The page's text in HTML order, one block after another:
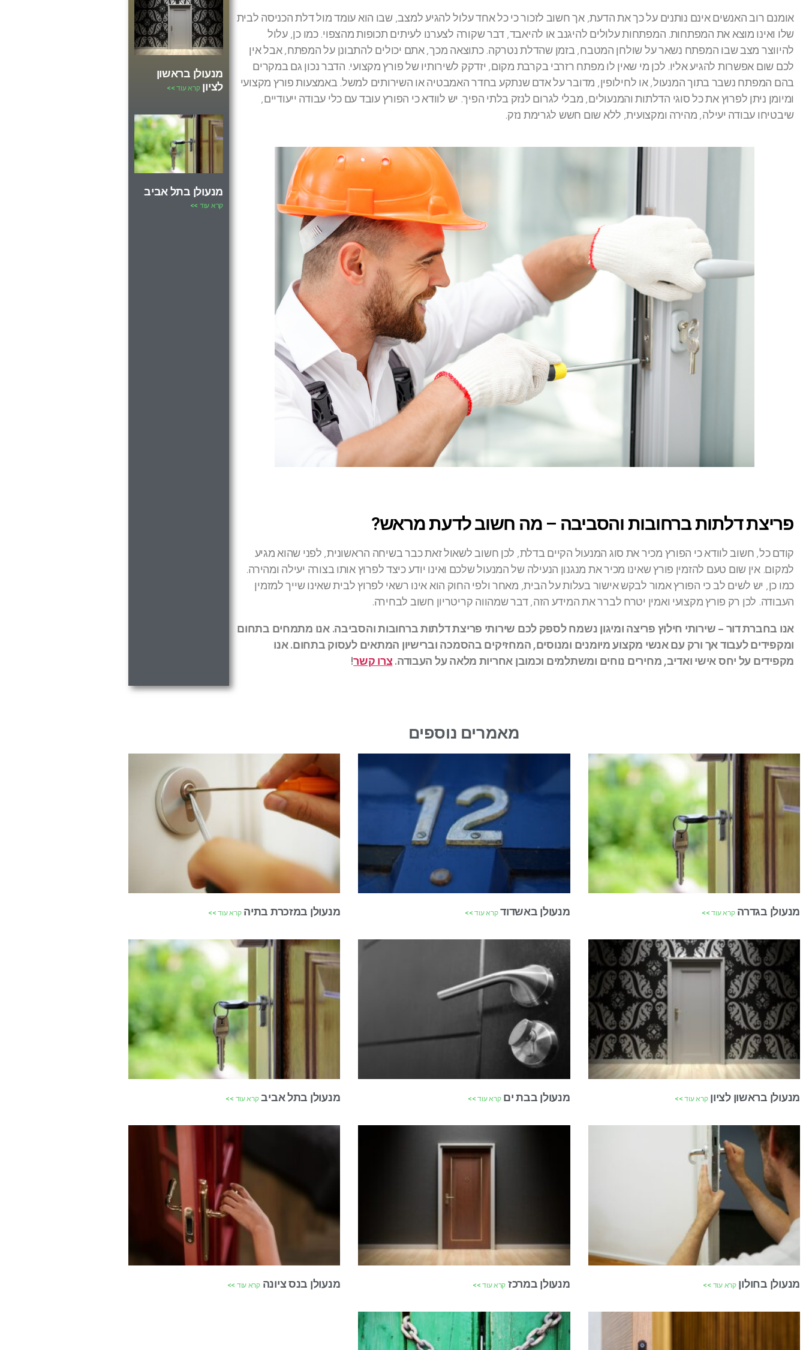
אומנם רוב האנשים אינם נותנים על כך את הדעת, אך חשוב לזכור כי כל אחד עלול להגיע למצב, שבו הוא עומד מול דלת הכניסה לבית
שלו ואינו מוצא את המפתחות. המפתחות עלולים להיגנב או להיאבד, דבר שקורה לצערנו לעיתים תכופות מהצפוי. כמו כן, עלול
להיווצר מצב שבו המפתח נשאר על שולחן המטבח, בזמן שהדלת נטרקה. כתוצאה מכך, אתם יכולים להתבונן על המפתח, אבל אין
לכם שום אפשרות להגיע אליו. לכן מי שאין לו מפתח רזרבי בקרבת מקום, יזדקק לשירותיו של פורץ מקצועי. הדבר נכון גם במקרים
בהם המפתח נשבר בתוך המנעול, או לחילופין, מדובר על אדם שנתקע בחדר האמבטיה או השירותים למשל. באמצעות פורץ מקצועי
ומיומן ניתן לפרוץ את כל סוגי הדלתות והמנעולים, מבלי לגרום לנזק בלתי הפיך. יש לוודא כי הפורץ עובד עם כלי עבודה ייעודיים,
שיבטיחו עבודה יעילה, מהירה ומקצועית, ללא שום חשש לגרימת נזק.
פריצת דלתות ברחובות והסביבה – מה חשוב לדעת מראש?
קודם כל, חשוב לוודא כי הפורץ מכיר את סוג המנעול הקיים בדלת, לכן חשוב לשאול זאת כבר בשיחה הראשונית, לפני שהוא מגיע
למקום. אין שום טעם להזמין פורץ שאינו מכיר את מנגנון הנעילה של המנעול שלכם ואינו יודע כיצד לפרוץ אותו בצורה יעילה ומהירה.
כמו כן, יש לשים לב כי הפורץ אמור לבקש אישור בעלות על הבית, מאחר ולפי החוק הוא אינו רשאי לפרוץ לבית שאינו שייך למזמין
העבודה. לכן רק פורץ מקצועי ואמין יטרח לברר את המידע הזה, דבר שמהווה קריטריון חשוב לבחירה.
אנו בחברת דור – שירותי חילוץ פריצה ומיגון נשמח לספק לכם שירותי פריצת דלתות ברחובות והסביבה. אנו מתמחים בתחום
ומקפידים לעבוד אך ורק עם אנשי מקצוע מיומנים ומנוסים, המחזיקים בהסמכה וברישיון המתאים לעסוק בתחום. אנו
מקפידים על יחס אישי ואדיב, מחירים נוחים ומשתלמים וכמובן אחריות מלאה על העבודה. צרו קשר!
מנעולן בראשון
לציוןקרא עוד >>
מנעולן בתל אביב
קרא עוד >>
מאמרים נוספים
מנעולן בגדרהקרא עוד >> מנעולן באשדודקרא עוד >> מנעולן במזכרת בתיהקרא עוד >>
מנעולן בראשון לציוןקרא עוד >> מנעולן בבת יםקרא עוד >> מנעולן בתל אביבקרא עוד >>
מנעולן בחולוןקרא עוד >> מנעולן במרכז קרא עוד >> מנעולן בנס ציונהקרא עוד >>